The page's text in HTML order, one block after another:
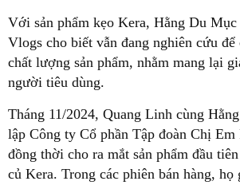
Với sản phẩm kẹo Kera, Hằng Du
Vlogs cho biết vẫn đang nghiên cứu để
chất lượng sản phẩm, nhằm mang lại
người tiêu dùng.
Tháng 11/2024, Quang Linh cùng
lập Công ty Cổ phần Tập đoàn Chị
đồng thời cho ra mắt sản phẩm đầu
củ Kera. Trong các phiên bán hàng, họ